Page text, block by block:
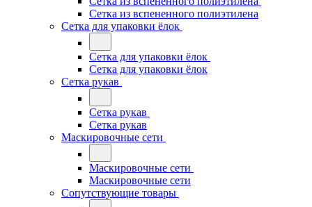
Сетка из вспененного полиэтилена
Сетка для упаковки ёлок
Сетка для упаковки ёлок
Сетка для упаковки ёлок
Сетка рукав
Сетка рукав
Сетка рукав
Маскировочные сети
Маскировочные сети
Маскировочные сети
Сопутствующие товары